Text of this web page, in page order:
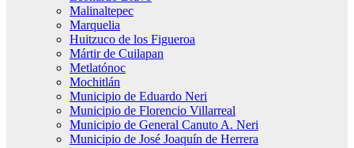
Malinaltepec
Marquelia
Huitzuco de los Figueroa
Mártir de Cuilapan
Metlatónoc
Mochitlán
Municipio de Eduardo Neri
Municipio de Florencio Villarreal
Municipio de General Canuto A. Neri
Municipio de José Joaquín de Herrera